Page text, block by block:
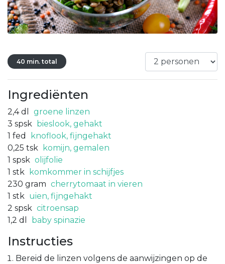
40 min. total
Ingrediënten
2,4 dl
groene linzen
3 spsk bieslook, gehakt
1 fed
knoflook, fijngehakt
0,25 tsk
komijn, gemalen
1 spsk olijfolie
1 stk
komkommer in schijfjes
230 gram cherrytomaat in vieren
1 stk uien, fijngehakt
2 spsk citroensap
1,2 dl baby spinazie
Instructies
Bereid de linzen volgens de aanwijzingen op de